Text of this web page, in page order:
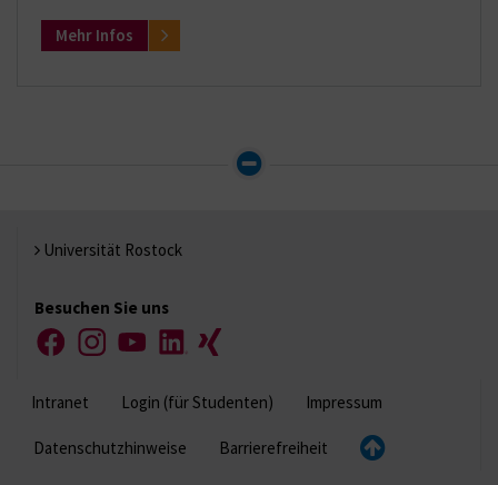
Mehr Infos
Universität Rostock
Besuchen Sie uns
FacebookInstagramYouTubeLinkedIn
Xing
Intranet Login (für Studenten) Impressum
Datenschutzhinweise Barrierefreiheit